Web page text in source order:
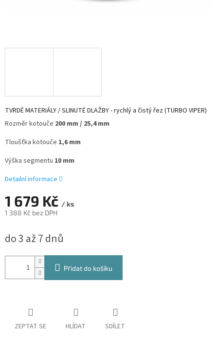
1 679 Kč / ks
1 388 Kč bez DPH
cena:
do 3 až 7 dnů
Přidat do košíku
TVRDÉ MATERIÁLY / SLINUTÉ DLAŽBY - rychlý a čistý řez (TURBO VIPER)
Rozměr kotouče 200 mm / 25,4 mm
Tloušťka kotouče 1,6 mm
Výška segmentu 10 mm
Detailní informace
ZEPTAT SE HLÍDAT SDÍLET